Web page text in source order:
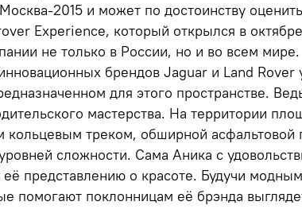
2015 и может по достоинству
Experience, который открылся в
не только в России, но и во всем
брендов Jaguar и Land
для этого пространстве.
мастерства. На территории
кольцевым треком, обширной
сложности. Сама Аника с
её представлению о красоте. Будучи
помогают поклонницам её брэнда